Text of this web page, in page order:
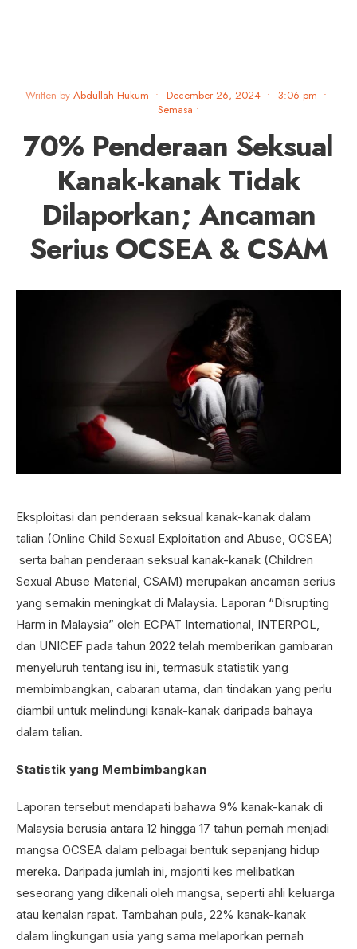
Written by Abdullah Hukum • December 26, 2024 • 3:06 pm •
Semasa •
70% Penderaan Seksual
Kanak-kanak Tidak
Dilaporkan; Ancaman
Serius OCSEA & CSAM
Eksploitasi dan penderaan seksual kanak-kanak dalam
talian (Online Child Sexual Exploitation and Abuse, OCSEA)
serta bahan penderaan seksual kanak-kanak (Children
Sexual Abuse Material, CSAM) merupakan ancaman serius
yang semakin meningkat di Malaysia. Laporan “Disrupting
Harm in Malaysia” oleh ECPAT International, INTERPOL,
dan UNICEF pada tahun 2022 telah memberikan gambaran
menyeluruh tentang isu ini, termasuk statistik yang
membimbangkan, cabaran utama, dan tindakan yang perlu
diambil untuk melindungi kanak-kanak daripada bahaya
dalam talian.
Statistik yang Membimbangkan
Laporan tersebut mendapati bahawa 9% kanak-kanak di
Malaysia berusia antara 12 hingga 17 tahun pernah menjadi
mangsa OCSEA dalam pelbagai bentuk sepanjang hidup
mereka. Daripada jumlah ini, majoriti kes melibatkan
seseorang yang dikenali oleh mangsa, seperti ahli keluarga
atau kenalan rapat. Tambahan pula, 22% kanak-kanak
dalam lingkungan usia yang sama melaporkan pernah